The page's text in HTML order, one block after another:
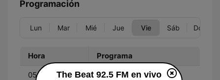
Programación
Lun Mar Mié Jue Vie Sáb Dom
Hora Programa
05:30 - 08:20 The Beat Breakfast Club
The Beat 92.5 FM en vivo